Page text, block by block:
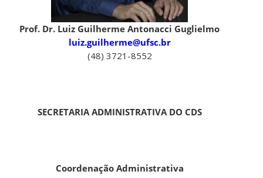
Prof. Dr. Luiz Guilherme Antonacci Guglielmo
luiz.guilherme@ufsc.br
(48) 3721-8552
SECRETARIA ADMINISTRATIVA DO CDS
Coordenação Administrativa